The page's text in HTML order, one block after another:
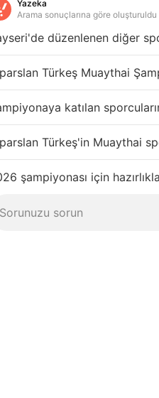
Yazeka
Arama sonuçlarına göre oluşturuldu
düzenlenen diğer
Türkeş Muaythai
katılan
Türkeş'in Muaythai
şampiyonası için